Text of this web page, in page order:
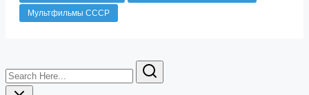
Мультфильмы СССР
Search
Here...